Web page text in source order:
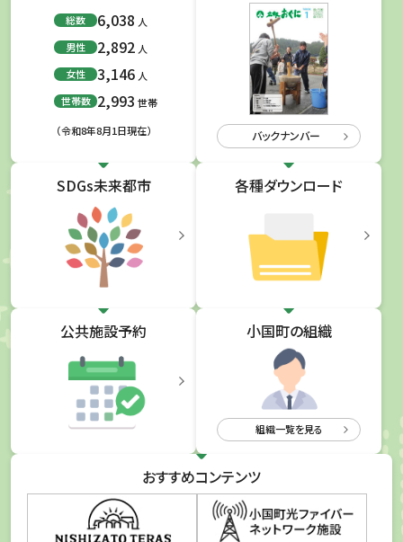
総数 6,038 人
男性
2,892 人
女性
3,146 人
世帯数 2,993 世帯
（令和8年8月1日現在）
バックナンバー
SDGs未来都市 各種ダウンロード
公共施設予約 小国町の組織
組織一覧を見る
おすすめコンテンツ